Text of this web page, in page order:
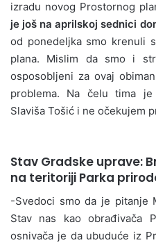
izradu novog Prostornog
je još na aprilskoj sednici
od ponedeljka smo krenuli
plana. Mislim da smo i
osposobljeni za ovaj
problema. Na čelu tima
Slaviša Tošić i ne očekujem
Stav Gradske uprave:
na teritoriji Parka
-Svedoci smo da je pitanje
Stav nas kao obrađivača
osnivača je da ubuduće iz